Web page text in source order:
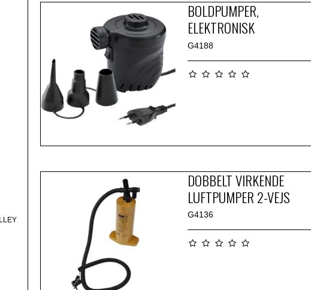
BOLDPUMPER,
ELEKTRONISK
G4188
DOBBELT VIRKENDE
LUFTPUMPER 2-VEJS
G4136